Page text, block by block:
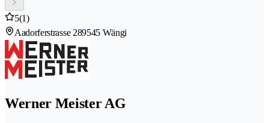
5(1)
Aadorferstrasse 289545 Wängi
Werner Meister AG